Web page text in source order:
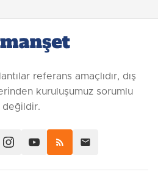
referans amaçlıdır, dış
kuruluşumuz sorumlu
değildir.